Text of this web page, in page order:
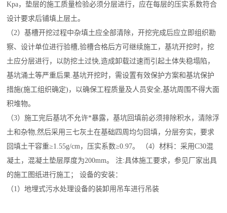
Kpa，垫层的施工质量检验必须分层进行，应在每层的压实系数符合
设计要求后铺填上层土。
（2）基槽开挖过程中杂填土应全部清除，开挖完成后应立即组织勘
察、设计单位进行验槽,验槽合格后方可继续施工，基坑开挖时，挖
土应分层进行，以防挖土过快,造成卸载过速而引起土体失稳塌陷，
基坑涌土等严重后果.基坑开挖时，需设置有效保护方案和基坑保护
措施(施工组织确定)，以确保工程质量及人员安全,基坑周围不得大面
积堆物。
（3）施工完后基坑不允许*暴露，基坑回填前必须排除积水，清除浮
土和杂物,然后采用三七灰土在基础四周均匀回填，分层夯实，要求
回填土干容重≥1.55g/cm，压实系数≥0.97。 （4）材料：采用C30混
凝土，混凝土垫层厚度为200mm。 注:具体施工要求，参见厂家出具
的施工图纸进行施工； 设备的安装：
（1）地埋式污水处理设备的装卸用吊车进行吊装